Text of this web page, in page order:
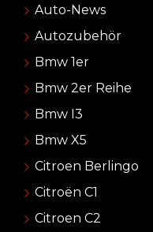
Auto-News
Autozubehör
Bmw 1er
Bmw 2er Reihe
Bmw I3
Bmw X5
Citroen Berlingo
Citroën C1
Citroen C2